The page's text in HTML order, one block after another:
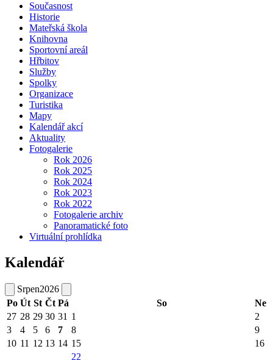
Současnost
Historie
Mateřská škola
Knihovna
Sportovní areál
Hřbitov
Služby
Spolky
Organizace
Turistika
Mapy
Kalendář akcí
Aktuality
Fotogalerie
Rok 2026
Rok 2025
Rok 2024
Rok 2023
Rok 2022
Fotogalerie archiv
Panoramatické foto
Virtuální prohlídka
Kalendář
Srpen2026
Po Út St Čt Pá So
Ne
27 28 29 30 31 1
2
3
4 5 6 7 8
9
10 11 12 13 14 15 16
22